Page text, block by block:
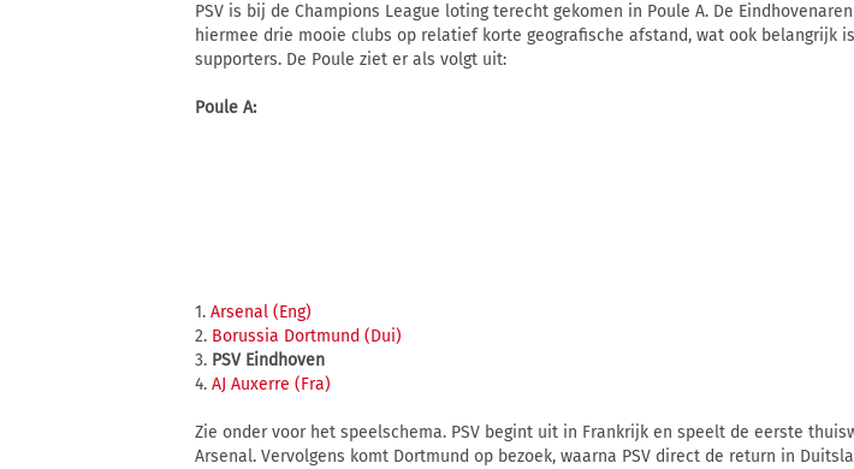
PSV is bij de Champions League loting terecht gekomen in Poule A. De
hiermee drie mooie clubs op relatief korte geografische afstand, wat ook belangrijk
supporters. De Poule ziet er als volgt uit:
Poule A:
1. Arsenal (Eng)
2. Borussia Dortmund (Dui)
3. PSV Eindhoven
4. AJ Auxerre (Fra)
Zie onder voor het speelschema. PSV begint uit in Frankrijk en speelt de eerste
Arsenal. Vervolgens komt Dortmund op bezoek, waarna PSV direct de return in